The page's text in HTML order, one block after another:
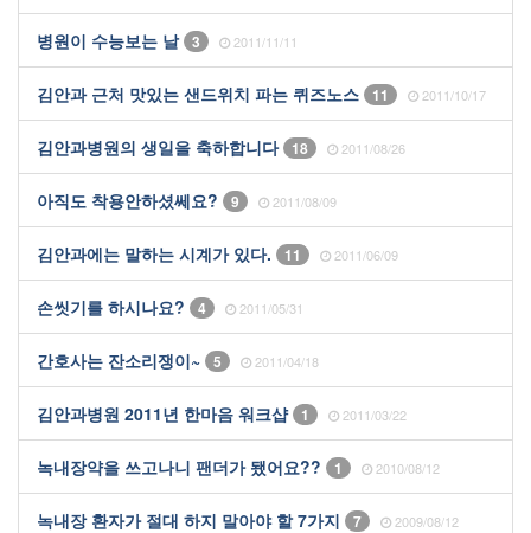
병원이 수능보는 날 3 2011/11/11
김안과 근처 맛있는 샌드위치 파는 퀴즈노스 11 2011/10/17
김안과병원의 생일을 축하합니다 18 2011/08/26
아직도 착용안하셨쎄요? 9 2011/08/09
김안과에는 말하는 시계가 있다. 11 2011/06/09
손씻기를 하시나요? 4 2011/05/31
간호사는 잔소리쟁이~ 5 2011/04/18
김안과병원 2011년 한마음 워크샵 1 2011/03/22
녹내장약을 쓰고나니 팬더가 됐어요?? 1 2010/08/12
녹내장 환자가 절대 하지 말아야 할 7가지 7 2009/08/12